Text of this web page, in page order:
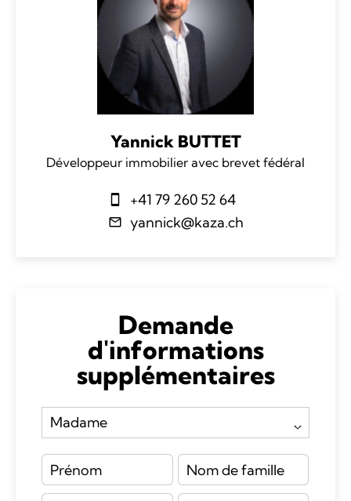
Yannick BUTTET
Développeur immobilier avec brevet fédéral
+41 79 260 52 64
yannick@kaza.ch
Demande
d'informations
supplémentaires